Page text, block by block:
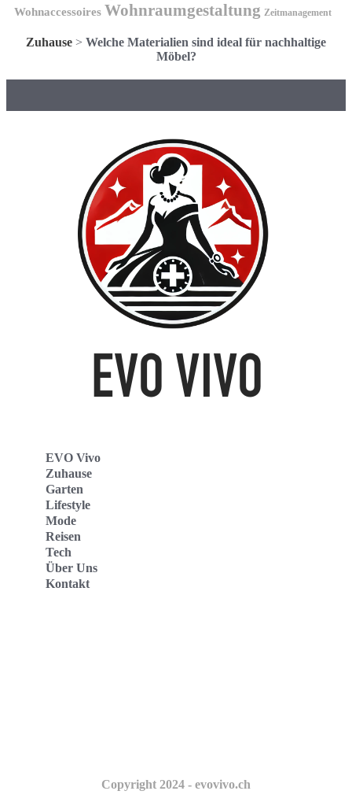
Wohnaccessoires Wohnraumgestaltung Zeitmanagement
Zuhause > Welche Materialien sind ideal für nachhaltige
Möbel?
EVO Vivo
Zuhause
Garten
Lifestyle
Mode
Reisen
Tech
Über Uns
Kontakt
Copyright 2024 - evovivo.ch